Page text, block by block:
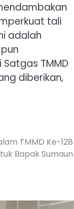
tali
adalah
TMMD
diberikan,
TMMD Ke-128
Bapak Sumaun